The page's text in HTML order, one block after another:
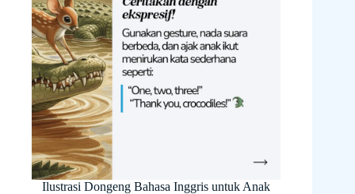
Ilustrasi Dongeng Bahasa Inggris untuk Anak